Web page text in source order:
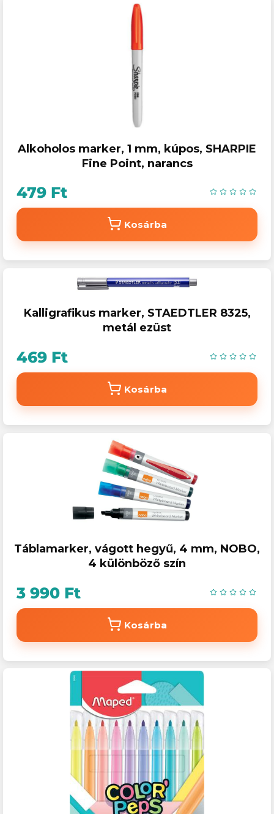
Alkoholos marker, 1 mm, kúpos, SHARPIE
Fine Point, narancs
479 Ft
Kosárba
Kalligrafikus marker, STAEDTLER 8325,
metál ezüst
469 Ft
Kosárba
Táblamarker, vágott hegyű, 4 mm, NOBO,
4 különböző szín
3 990 Ft
Kosárba